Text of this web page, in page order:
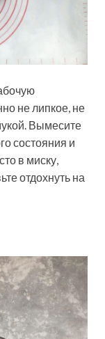
не липкое, не
Вымесите
состояния и
в миску,
отдохнуть на